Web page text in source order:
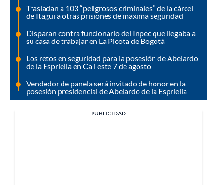
Trasladan a 103 “peligrosos criminales” de la cárcel
de Itagüí a otras prisiones de máxima seguridad
Disparan contra funcionario del Inpec que llegaba a
su casa de trabajar en La Picota de Bogotá
Los retos en seguridad para la posesión de Abelardo
de la Espriella en Cali este 7 de agosto
Vendedor de panela será invitado de honor en la
posesión presidencial de Abelardo de la Espriella
PUBLICIDAD